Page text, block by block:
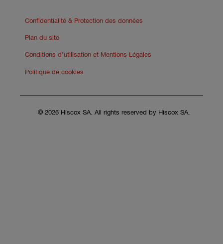
Confidentialité & Protection des données
Plan du site
Conditions d'utilisation et Mentions Légales
Politique de cookies
© 2026 Hiscox SA. All rights reserved by Hiscox SA.